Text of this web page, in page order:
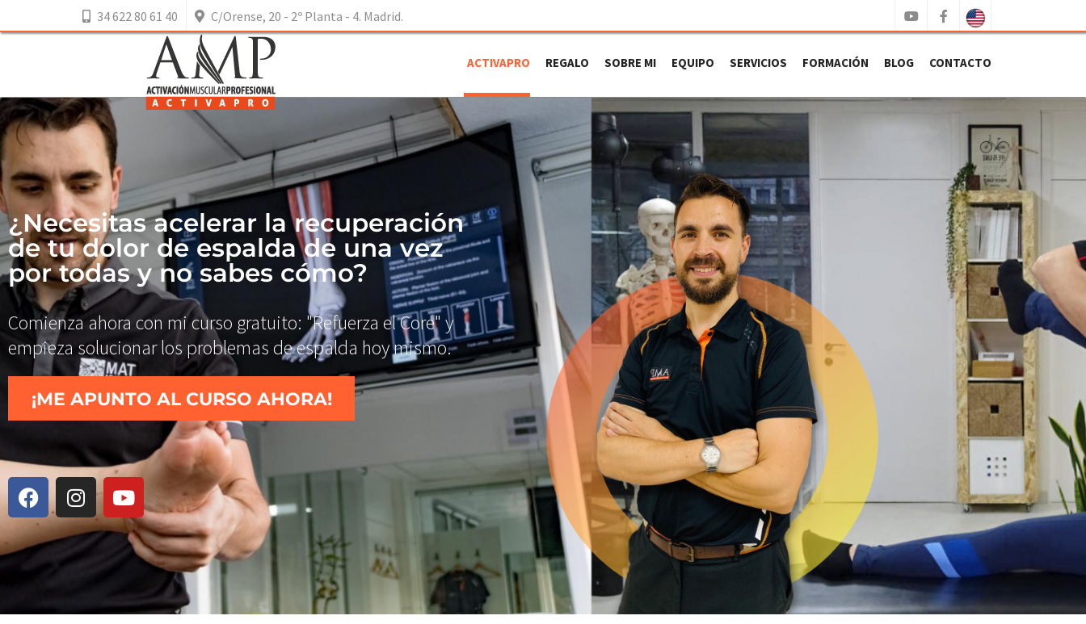
34 622 80 61 40 C/Orense, 20 - 2º Planta - 4. Madrid.
ACTIVAPRO REGALO SOBRE MI EQUIPO SERVICIOS FORMACIÓN BLOG CONTACTO
¿Necesitas acelerar la recuperación
de tu dolor de espalda de una vez
por todas y no sabes cómo?
Comienza ahora con mi curso gratuito: "Refuerza el Core" y
empieza solucionar los problemas de espalda hoy mismo.
¡ME APUNTO AL CURSO AHORA!